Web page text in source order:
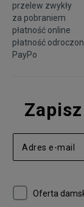
przelew zwykły
za pobraniem
płatność online
płatność
PayPo
Oferta